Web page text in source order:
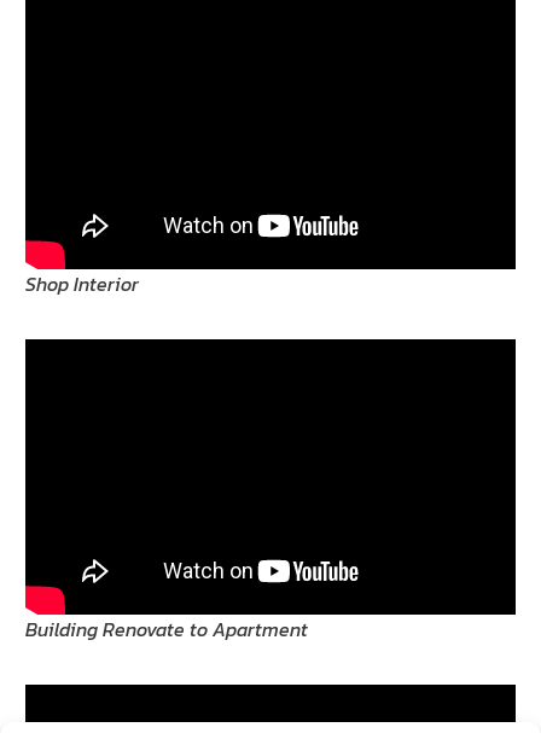
Shop Interior
Building Renovate to Apartment